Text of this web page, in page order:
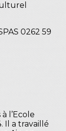
0262 59
l’Ecole
Il a travaillé